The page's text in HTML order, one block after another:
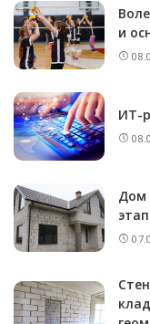
и
ИТ-
Дом